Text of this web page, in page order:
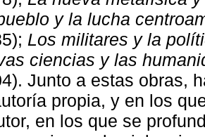
y la lucha
Los militares y la
ciencias y las
Junto a estas obras,
propia, y en los
en los que se